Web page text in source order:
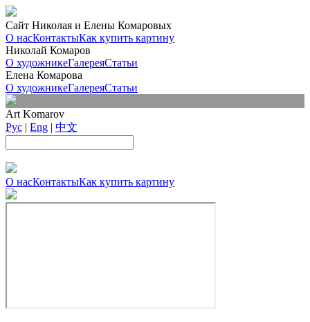
Сайт Николая и Елены Комаровых
О насКонтактыКак купить картину
Николай Комаров
О художникеГалереяСтатьи
Елена Комарова
О художникеГалереяСтатьи
Art Komarov
Рус | Eng | 中文
О насКонтактыКак купить картину